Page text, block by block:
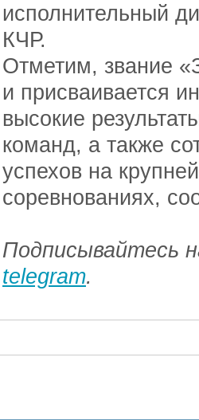
исполнительный
КЧР.
Отметим, звание
и присваивается
высокие
команд, а также
успехов на
соревнованиях,
Подписывайтесь
telegram.